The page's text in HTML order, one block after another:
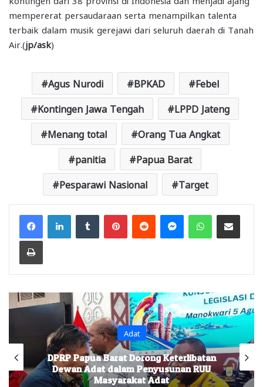
mempererat persaudaraan serta menampilkan talenta
terbaik dalam musik gerejawi dari seluruh daerah di Tanah
Air.(jp/ask)
Agus Nurodi BPKAD Febel
Kontingen Jawa Tengah LPPD Jateng
Menang total Orang Tua Angkat
panitia Papua Barat
Pesparawi Nasional Target
FacebookLinkedInTumblr PinterestReddit MessengerWhatsAppShare via Email
Print
Adat
DPRP Papua Barat Dorong Keterlibatan
Dewan Adat dalam Penyusunan RUU
Masyarakat Adat